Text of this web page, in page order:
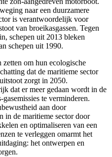
naar een duurzamere
is verantwoordelijk voor
van broeikasgassen. Tegen
schepen uit 2013 bleken
schepen uit 1990.
zetten om hun ecologische
dat de maritieme sector
zorgt in 2050.
dat er meer gedaan wordt in de
te verminderen.
aan door
in de maritieme sector door
en optimaliseren van een
te verleggen omarmt het
het ontwerpen en